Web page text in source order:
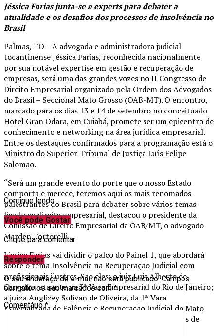
Jéssica Farias junta-se a experts para debater a
atualidade e os desafios dos processos de insolvência no
Brasil
Palmas, TO – A advogada e administradora judicial
tocantinense Jéssica Farias, reconhecida nacionalmente
por sua notável expertise em gestão e recuperação de
empresas, será uma das grandes vozes no II Congresso de
Direito Empresarial organizado pela Ordem dos Advogados
do Brasil – Seccional Mato Grosso (OAB-MT). O encontro,
marcado para os dias 13 e 14 de setembro no conceituado
Hotel Gran Odara, em Cuiabá, promete ser um epicentro de
conhecimento e networking na área jurídica empresarial.
Entre os destaques confirmados para a programação está o
Ministro do Superior Tribunal de Justiça Luís Felipe
Salomão.
“Será um grande evento do porte que o nosso Estado
comporta e merece, teremos aqui os mais renomados
palestrantes do Brasil para debater sobre vários temas
ligado ao direito empresarial, destacou o presidente da
Comissão de Direito Empresarial da OAB/MT, o advogado
Marden Tortorelli.
Jéssica Farias vai dividir o palco do Painel 1, que abordará
sobre o tema Insolvência na Recuperação Judicial com
profissionais ilustres. São eles: o juiz Luis Alberto de
Carvalho, atuante na 3ª Vara Empresarial do Rio de Janeiro;
a juíza Anglizey Solivan de Oliveira, da 1ª Vara
Especializada de Falência e Recuperação Judicial do Mato
Grosso; e o advogado Wagner Nascimento, com mais de
Continue lendo
Você pode Gostar
Clique para comentar
Responder
O seu endereço de e-mail não será publicado. Campos
obrigatórios são marcados com*
Comentário*